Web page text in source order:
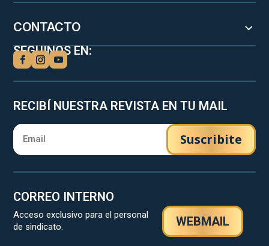
CONTACTO
SEGUINOS EN:
RECIBÍ NUESTRA REVISTA EN TU MAIL
Suscribite
CORREO INTERNO
Acceso exclusivo para el personal
de sindicato.
WEBMAIL